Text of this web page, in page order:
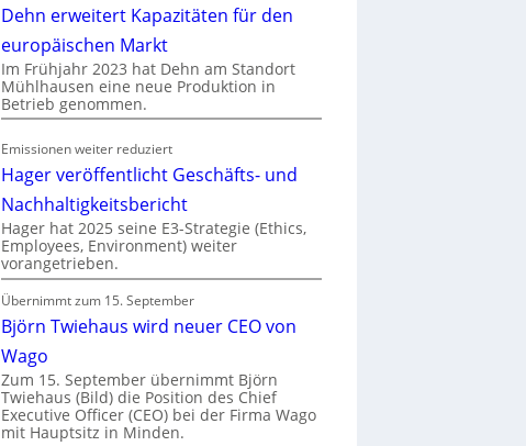
Dehn erweitert Kapazitäten für den
europäischen Markt
Im Frühjahr 2023 hat Dehn am Standort
Mühlhausen eine neue Produktion in
Betrieb genommen.
Emissionen weiter reduziert
Hager veröffentlicht Geschäfts- und
Nachhaltigkeitsbericht
Hager hat 2025 seine E3-Strategie (Ethics,
Employees, Environment) weiter
vorangetrieben.
Übernimmt zum 15. September
Björn Twiehaus wird neuer CEO von
Wago
Zum 15. September übernimmt Björn
Twiehaus (Bild) die Position des Chief
Executive Officer (CEO) bei der Firma Wago
mit Hauptsitz in Minden.